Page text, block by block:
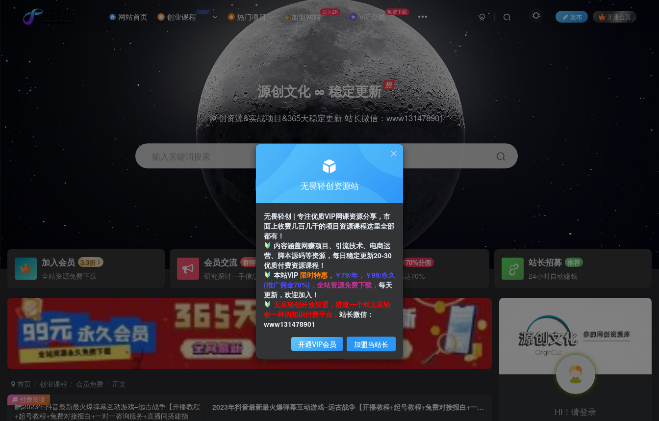
网站首页 创业课程 NEW 热门项目 加盟网站 日入2K VIP会员 免费下载
发布 开通会员
源创文化 ∞ 稳定更新
网创资源&实战项目&365天稳定更新 站长微信：www131478901
输入关键词搜索
引流 剪辑 短视频
加入会员 3.3折
全站资源免费下载
会员交流 群聊
研究探讨一手信息差
推广赚钱 70%分佣
推广返佣高达70%
站长招募 推荐
24小时自动赚钱
首页 创业课程 会员免费 正文
2023年抖音最新最火爆弹幕互动游戏–远古战争【开播教程+起号教程+兔费对接报白+一对一咨询服务+直播间搭建指导】
付费阅读
HI！请登录
无畏轻创资源站
无畏轻创 | 专注优质VIP网课资源分享，市
面上收费几百几千的项目资源课程这里全部
都有！
内容涵盖网赚项目、引流技术、电商运
营、脚本源码等资源，每日稳定更新20-30
优质付费资源课程！
本站VIP 限时特惠， ￥79/年，￥99/永久
(推广佣金70%)， 全站资源免费下载， 每天
更新，欢迎加入！
无畏轻创开放加盟，搭建一个和无畏轻
创一样的知识付费平台， 站长微信：
www131478901
开通VIP会员 加盟当站长